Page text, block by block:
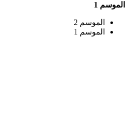
الموسم 1
الموسم 2
الموسم 1